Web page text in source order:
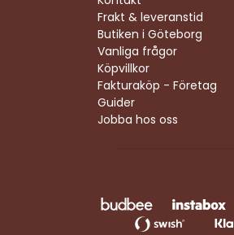
Frakt & leveranstid
Butiken i Göteborg
Vanliga frågor
Köpvillkor
Fakturaköp - Företag
Guider
Jobba hos oss